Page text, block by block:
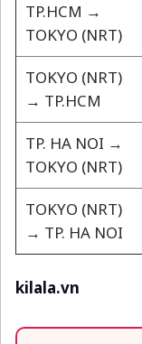
TP.HCM →
TOKYO (NRT)
TOKYO (NRT)
→ TP.HCM
TP. HA NOI →
TOKYO (NRT)
TOKYO (NRT)
→ TP. HA NOI
kilala.vn